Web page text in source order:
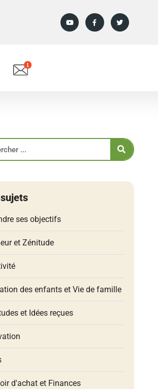
ses objectifs
et Zénitude
des enfants et Vie de famille
et Idées reçues
d'achat et Finances